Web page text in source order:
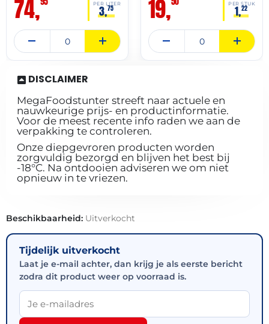
74, PER LITER
3,75 19, PER STUK
1,22
DISCLAIMER
MegaFoodstunter streeft naar actuele en
nauwkeurige prijs- en productinformatie.
Voor de meest recente info raden we aan de
verpakking te controleren.
Onze diepgevroren producten worden
zorgvuldig bezorgd en blijven het best bij
-18°C. Na ontdooien adviseren we om niet
opnieuw in te vriezen.
Beschikbaarheid: Uitverkocht
Tijdelijk uitverkocht
Laat je e-mail achter, dan krijg je als eerste bericht
zodra dit product weer op voorraad is.